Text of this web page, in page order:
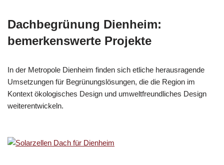
Dachbegrünung Dienheim:
bemerkenswerte Projekte
In der Metropole Dienheim finden sich etliche herausragende
Umsetzungen für Begrünungslösungen, die die Region im
Kontext ökologisches Design und umweltfreundliches Design
weiterentwickeln.